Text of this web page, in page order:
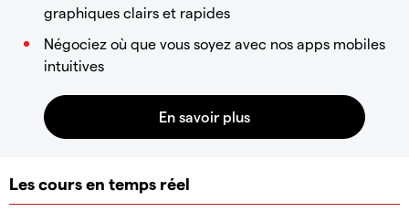
graphiques clairs et rapides
Négociez où que vous soyez avec nos apps mobiles
intuitives
Les cours en temps réel